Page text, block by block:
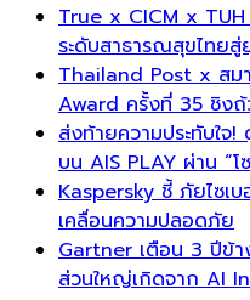
True x CICM x
ระดับสาธารณสุขไทย
Thailand Post x สม
Award ครั้งที่ 35 ชิงถ้
ส่งท้ายความประทับใจ
บน AIS PLAY ผ่าน “
Kaspersky ชี้ ภัยไซเ
เคลื่อนความปลอดภัย
Gartner เตือน 3 ปีข้า
ส่วนใหญ่เกิดจาก AI